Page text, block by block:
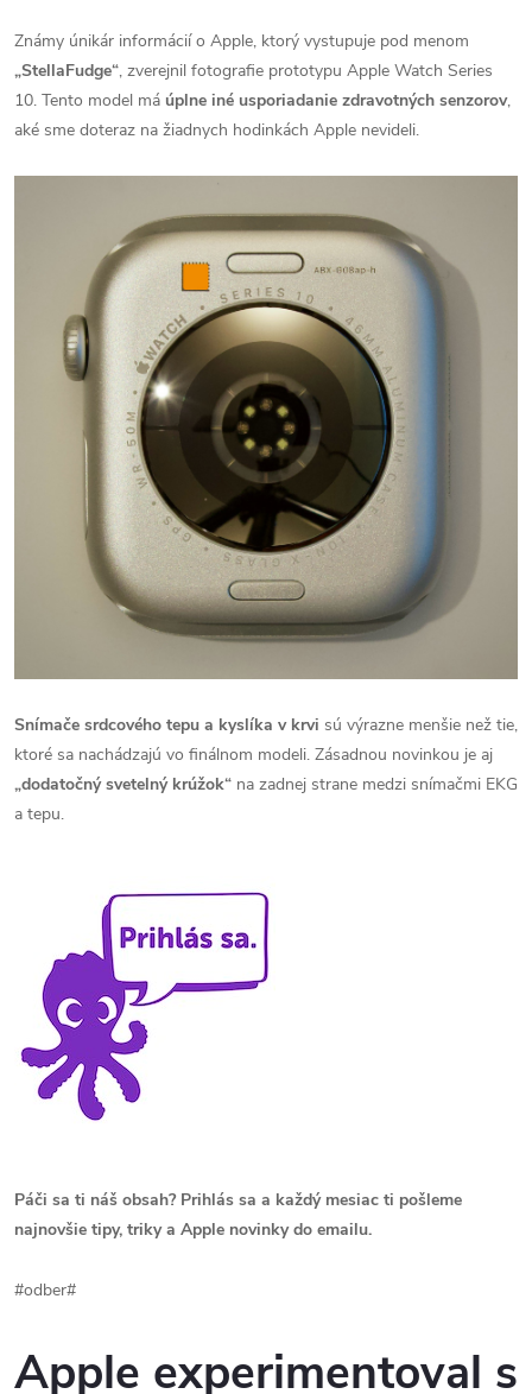
Známy únikár informácií o Apple, ktorý vystupuje pod menom
„StellaFudge“, zverejnil fotografie prototypu Apple Watch Series
10. Tento model má úplne iné usporiadanie zdravotných senzorov,
aké sme doteraz na žiadnych hodinkách Apple nevideli.
Snímače srdcového tepu a kyslíka v krvi sú výrazne menšie než tie,
ktoré sa nachádzajú vo finálnom modeli. Zásadnou novinkou je aj
„dodatočný svetelný krúžok“ na zadnej strane medzi snímačmi EKG
a tepu.
Páči sa ti náš obsah? Prihlás sa a každý mesiac ti pošleme
najnovšie tipy, triky a Apple novinky do emailu.
#odber#
Apple experimentoval s